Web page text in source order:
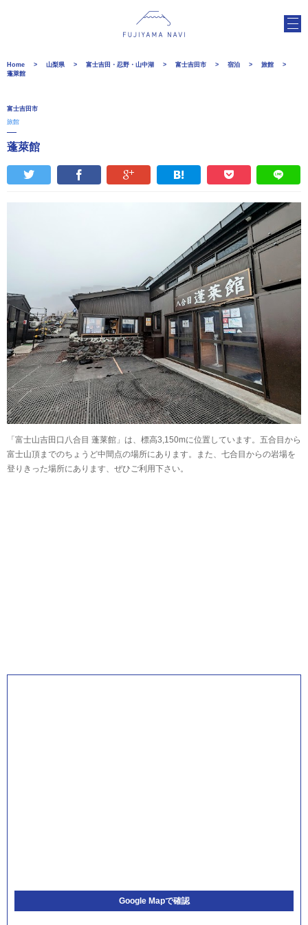
Home 山梨県 富士吉田・忍野・山中湖 富士吉田市 宿泊
旅館
蓬萊館
富士吉田市
旅館
蓬萊館
「富士山吉田口八合目 蓬莱館」は、標高3,150mに位置しています。五合目から
富士山頂までのちょうど中間点の場所にあります。また、七合目からの岩場を
登りきった場所にあります、ぜひご利用下さい。
Google Mapで確認